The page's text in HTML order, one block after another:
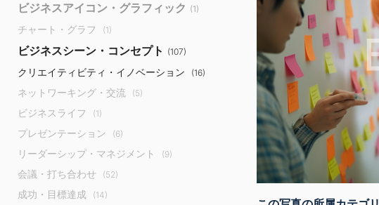
ビジネスアイコン・グラフィック (1)
チャート・グラフ (1)
ビジネスシーン・コンセプト (107)
クリエイティビティ・イノベーション (16)
ネットワーキング・交流 (5)
ビジネスライフ (1)
プレゼンテーション (6)
リーダーシップ・マネジメント (9)
会議・打ち合わせ (52)
成功・目標達成 (14)